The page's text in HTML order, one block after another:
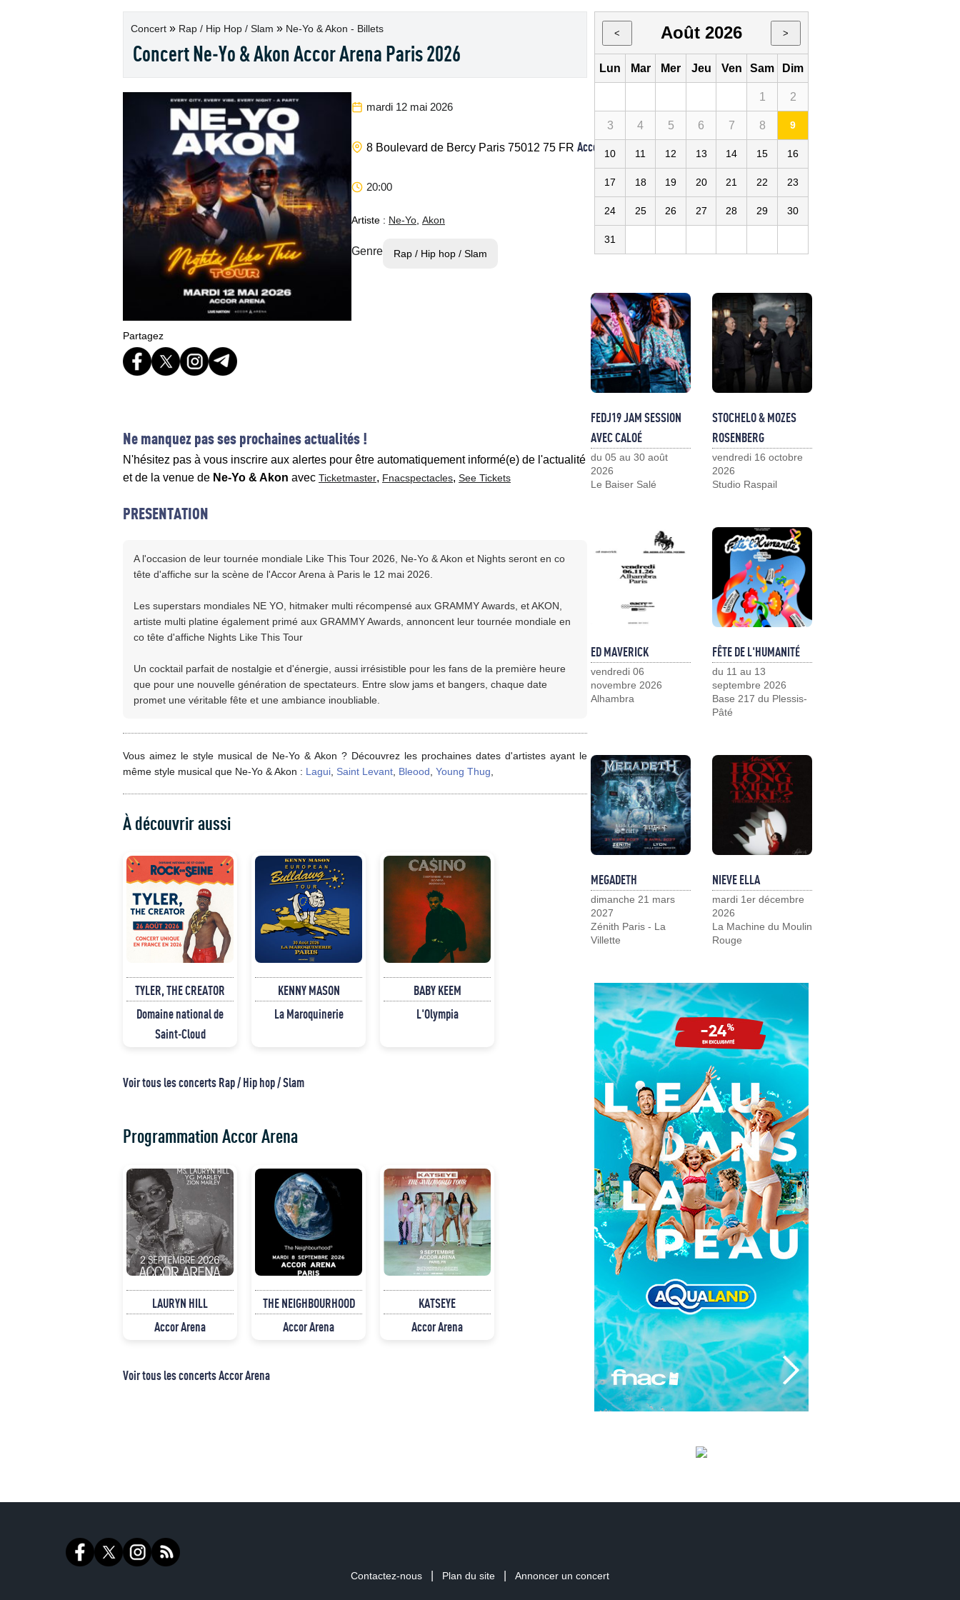
Concert » Rap / Hip Hop / Slam » Ne-Yo & Akon - Billets
Concert Ne-Yo & Akon Accor Arena Paris 2026
mardi 12 mai 2026
8 Boulevard de Bercy Paris 75012 75 FR Accor Arena
20:00
Artiste : Ne-Yo Akon
Genre Rap / Hip hop / Slam
Partagez
Ne manquez pas ses prochaines actualités !
N'hésitez pas à vous inscrire aux alertes pour être automatiquement informé(e) de l'actualité
et de la venue de Ne-Yo & Akon avec Ticketmaster, Fnacspectacles, See Tickets
PRESENTATION
A l'occasion de leur tournée mondiale Like This Tour 2026, Ne-Yo & Akon et Nights seront en co
tête d'affiche sur la scène de l'Accor Arena à Paris le 12 mai 2026.
Les superstars mondiales NE YO, hitmaker multi récompensé aux GRAMMY Awards, et AKON,
artiste multi platine également primé aux GRAMMY Awards, annoncent leur tournée mondiale en
co tête d'affiche Nights Like This Tour
Un cocktail parfait de nostalgie et d'énergie, aussi irrésistible pour les fans de la première heure
que pour une nouvelle génération de spectateurs. Entre slow jams et bangers, chaque date
promet une véritable fête et une ambiance inoubliable.
Vous aimez le style musical de Ne-Yo & Akon ? Découvrez les prochaines dates d'artistes ayant le
même style musical que Ne-Yo & Akon : Lagui Saint Levant Bleood Young Thug
À découvrir aussi
TYLER, THE CREATOR
Domaine national de
Saint-Cloud
KENNY MASON
La Maroquinerie
BABY KEEM
L'Olympia
Voir tous les concerts Rap / Hip hop / Slam
Programmation Accor Arena
LAURYN HILL
Accor Arena
THE NEIGHBOURHOOD
Accor Arena
KATSEYE
Accor Arena
Voir tous les concerts Accor Arena
< Août 2026 >
Lun Mar Mer Jeu Ven Sam Dim
1 2
3 4 5 6 7 8 9
10 11 12 13 14 15 16
17 18 19 20 21 22 23
24 25 26 27 28 29 30
31
FEDJ19 JAM SESSION
AVEC CALOÉ
du 05 au 30 août
2026
Le Baiser Salé
STOCHELO & MOZES
ROSENBERG
vendredi 16 octobre
2026
Studio Raspail
ED MAVERICK
vendredi 06
novembre 2026
Alhambra
FÊTE DE L'HUMANITÉ
du 11 au 13
septembre 2026
Base 217 du Plessis-
Pâté
MEGADETH
dimanche 21 mars
2027
Zénith Paris - La
Villette
NIEVE ELLA
mardi 1er décembre
2026
La Machine du Moulin
Rouge
Contactez-nous Plan du site Annoncer un concert